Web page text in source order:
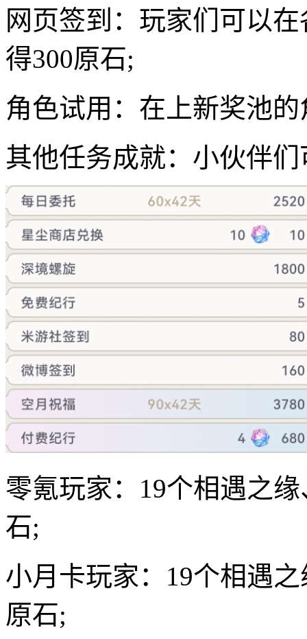
网页签到：玩家们可以
得300原石;
角色试用：在上新奖池
其他任务成就：小伙伴
零氪玩家：19个相遇之
石;
小月卡玩家：19个相遇
原石;